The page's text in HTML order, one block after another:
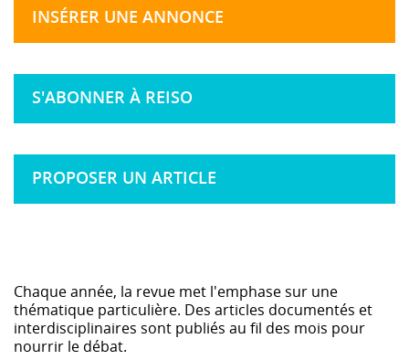
INSÉRER UNE ANNONCE
S'ABONNER À REISO
PROPOSER UN ARTICLE
Chaque année, la revue met l'emphase sur une
thématique particulière. Des articles documentés et
interdisciplinaires sont publiés au fil des mois pour
nourrir le débat.